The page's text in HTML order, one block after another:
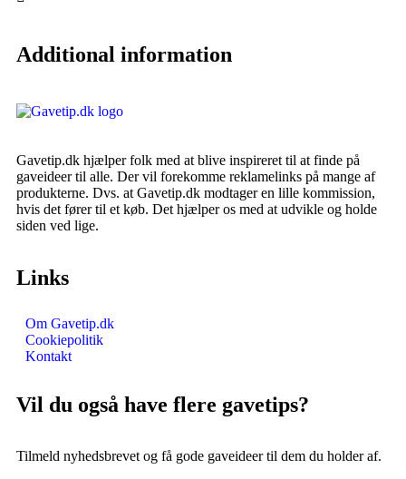
Additional information
Gavetip.dk hjælper folk med at blive inspireret til at finde på
gaveideer til alle. Der vil forekomme reklamelinks på mange af
produkterne. Dvs. at Gavetip.dk modtager en lille kommission,
hvis det fører til et køb. Det hjælper os med at udvikle og holde
siden ved lige.
Links
Om Gavetip.dk
Cookiepolitik
Kontakt
Vil du også have flere gavetips?
Tilmeld nyhedsbrevet og få gode gaveideer til dem du holder af.